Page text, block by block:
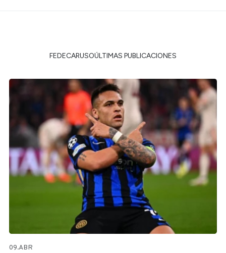
FEDECARUSOÚLTIMAS PUBLICACIONES
09.ABR